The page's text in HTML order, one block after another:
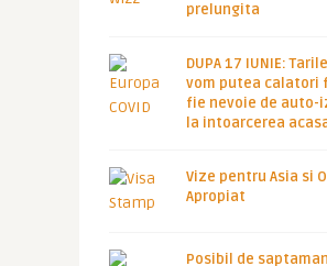
prelungita
DUPA 17 IUNIE:
vom putea calatori
fie nevoie de auto-
la intoarcerea
Vize pentru Asia si
Apropiat
Posibil de